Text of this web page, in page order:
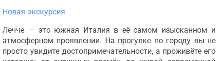
Новая экскурсия
Лечче — это южная Италия в её самом изысканном и
атмосферном проявлении. На прогулке по городу вы не
просто увидите достопримечательности, а проживёте его